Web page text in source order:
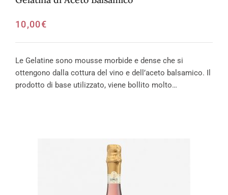
10,00€
Le Gelatine sono mousse morbide e dense che si
ottengono dalla cottura del vino e dell’aceto balsamico. Il
prodotto di base utilizzato, viene bollito molto…